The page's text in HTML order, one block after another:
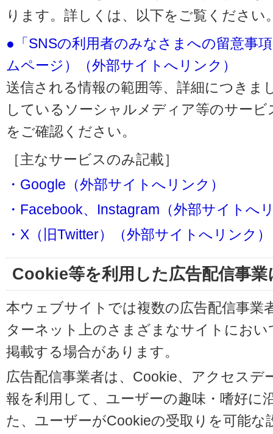
ります。詳しくは、以下をご覧ください
●「SNSの利用者のみなさまへの留意事
ムページ）（外部サイトへリンク）
送信される情報の範囲等、詳細につきま
しているソーシャルメディア等のサー
をご確認ください。
［主なサービスのみ記載］
・Google（外部サイトへリンク）
・Facebook、Instagram（外部サイトへ
・X（旧Twitter）（外部サイトへリンク）
Cookie等を利用した広告配信事
本ウェブサイトでは複数の広告配信事業
ターネット上のさまざまなサイトにお
掲載する場合があります。
広告配信事業者は、Cookie、アクセスデ
報を利用して、ユーザーの趣味・嗜好に
た、ユーザーがCookieの受取りを可能